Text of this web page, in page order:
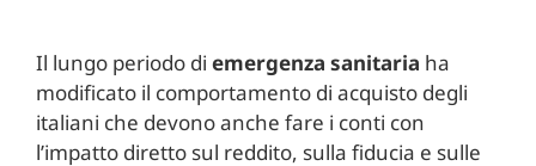
Il lungo periodo di emergenza sanitaria ha
modificato il comportamento di acquisto degli
italiani che devono anche fare i conti con
l’impatto diretto sul reddito, sulla fiducia e sulle